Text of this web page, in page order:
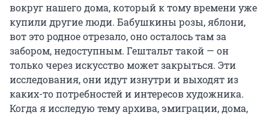
вокруг нашего дома, который к тому времени уже
купили другие люди. Бабушкины розы, яблони,
вот это родное отрезало, оно осталось там за
забором, недоступным. Гештальт такой — он
только через искусство может закрыться. Эти
исследования, они идут изнутри и выходят из
каких-то потребностей и интересов художника.
Когда я исследую тему архива, эмиграции, дома,